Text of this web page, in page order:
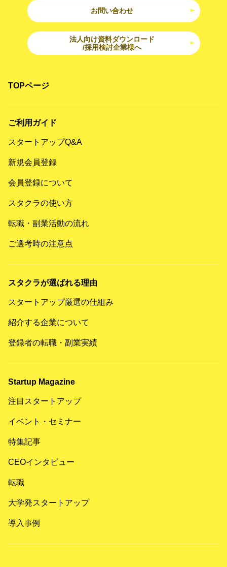
お問い合わせ
法人向け資料ダウンロード
/採用検討企業様へ
TOPページ
ご利用ガイド
スタートアップQ&A
新規会員登録
会員登録について
スタクラの使い方
転職・副業活動の流れ
ご選考時の注意点
スタクラが選ばれる理由
スタートアップ厳選の仕組み
紹介する企業について
登録者の転職・副業実績
Startup Magazine
注目スタートアップ
イベント・セミナー
特集記事
CEOインタビュー
転職
大学発スタートアップ
導入事例